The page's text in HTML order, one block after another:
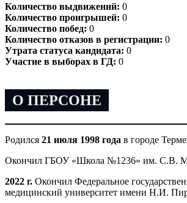
Количество выдвижений: 0
Количество проигрышей: 0
Количество побед: 0
Количество отказов в регистрации: 0
Утрата статуса кандидата: 0
Участие в выборах в ГД: 0
О ПЕРСОНЕ
Родился 21 июля 1998 года в городе
Окончил ГБОУ «Школа №1236» им. С.В.
2022 г. Окончил Федеральное
медицинский университет имени Н.И.